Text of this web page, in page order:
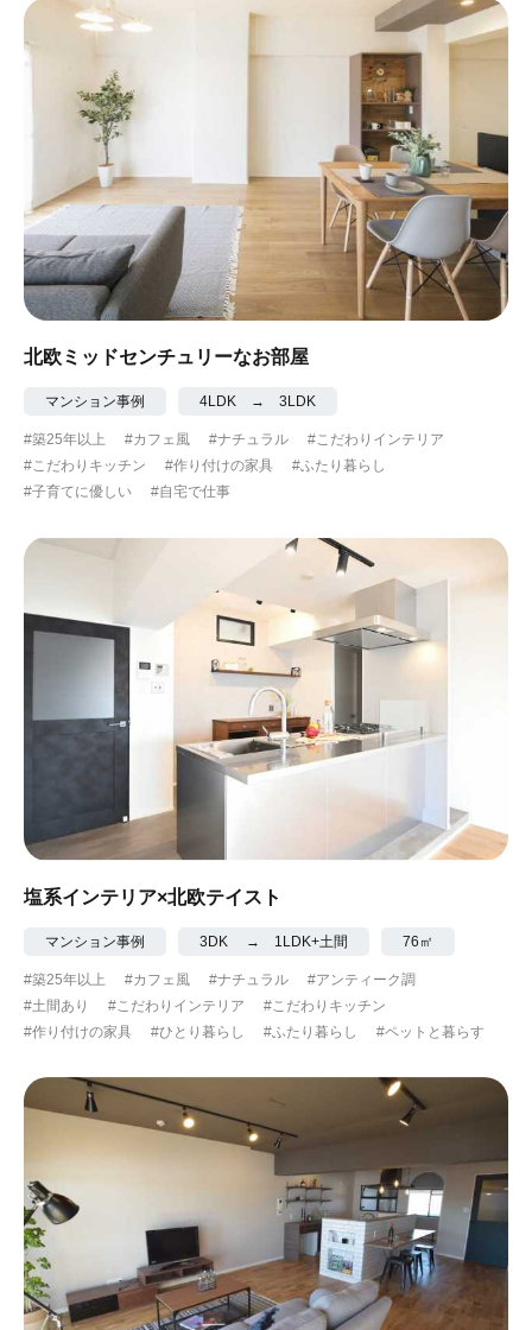
北欧ミッドセンチュリーなお部屋
マンション事例 4LDK → 3LDK
#築25年以上 #カフェ風 #ナチュラル
#こだわりインテリア
#こだわりキッチン
#作り付けの家具
#ふたり暮らし
#子育てに優しい
#自宅で仕事
塩系インテリア×北欧テイスト
マンション事例 3DK → 1LDK+土間 76㎡
#築25年以上 #カフェ風 #ナチュラル
#アンティーク調
#土間あり
#こだわりインテリア
#こだわりキッチン
#作り付けの家具
#ひとり暮らし #ふたり暮らし #ペットと暮らす